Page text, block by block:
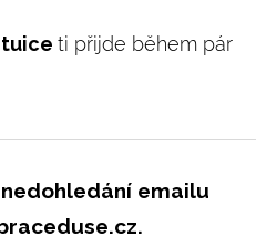
ti přijde během pár
emailu